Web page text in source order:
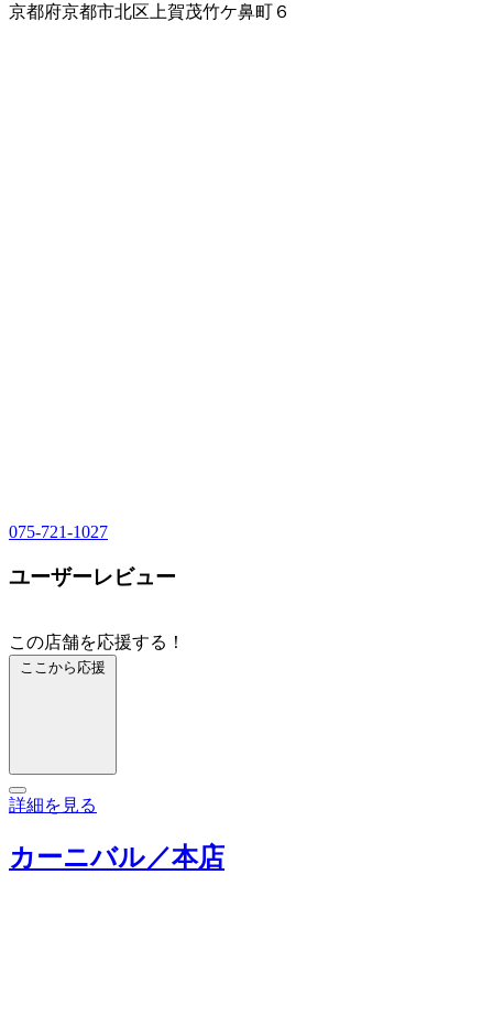
京都府京都市北区上賀茂竹ケ鼻町６
075-721-1027
ユーザーレビュー
この店舗を応援する！
ここから応援
詳細を見る
カーニバル／本店